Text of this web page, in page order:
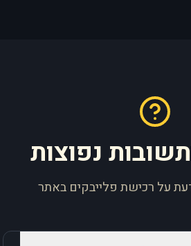
נפוצות
על רכישת פלייבקים באתר